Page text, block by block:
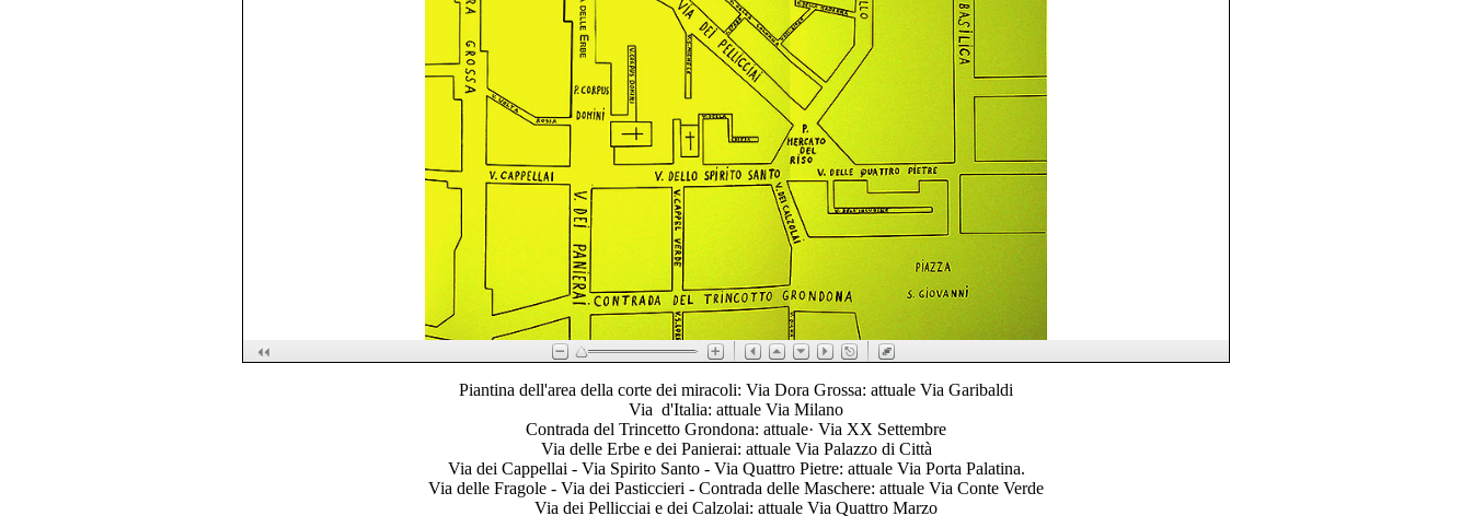
Piantina dell'area della corte dei miracoli: Via Dora Grossa: attuale Via Garibaldi
Via d'Italia: attuale Via Milano
Contrada del Trincetto Grondona: attuale· Via XX Settembre
Via delle Erbe e dei Panierai: attuale Via Pa­lazzo di Città
Via dei Cappellai - Via Spirito Santo - Via Quat­tro Pietre: attuale Via Porta Palatina.
Via delle Fragole - Via dei Pasticcieri - Contrada delle Maschere: attuale Via Conte Verde
Via dei Pellicciai e dei Calzolai: attuale Via Quat­tro Marzo